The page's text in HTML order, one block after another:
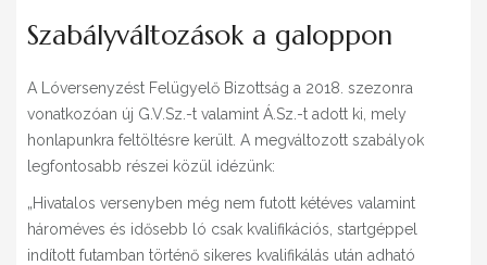
Szabályváltozások a galoppon
A Lóversenyzést Felügyelő Bizottság a 2018. szezonra
vonatkozóan új G.V.Sz.-t valamint Á.Sz.-t adott ki, mely
honlapunkra feltöltésre került. A megváltozott szabályok
legfontosabb részei közül idézünk:
„Hivatalos versenyben még nem futott kétéves valamint
hároméves és idősebb ló csak kvalifikációs, startgéppel
indított futamban történő sikeres kvalifikálás után adható